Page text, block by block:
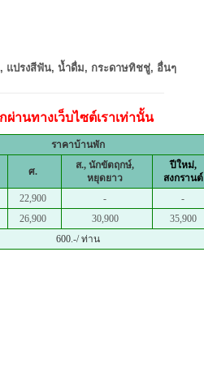
, แปรงสีฟัน, น้ำดื่ม, กระดาษทิชชู่, อื่นๆ
านทางเว็บไซต์เราเท่านั้น
ราคาบ้านพัก
ศ.
ส., นักขัตฤกษ์,
หยุดยาว
ปีใหม่,
สงกรานต์
22,900 -
-
26,900 30,900
35,900
600.-/ ท่าน